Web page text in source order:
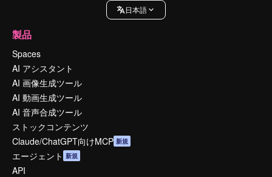
日本語
製品
Spaces
AI アシスタント
AI 画像生成ツール
AI 動画生成ツール
AI 音声合成ツール
ストックコンテンツ
Claude/ChatGPT向けMCP 新規
エージェント 新規
API